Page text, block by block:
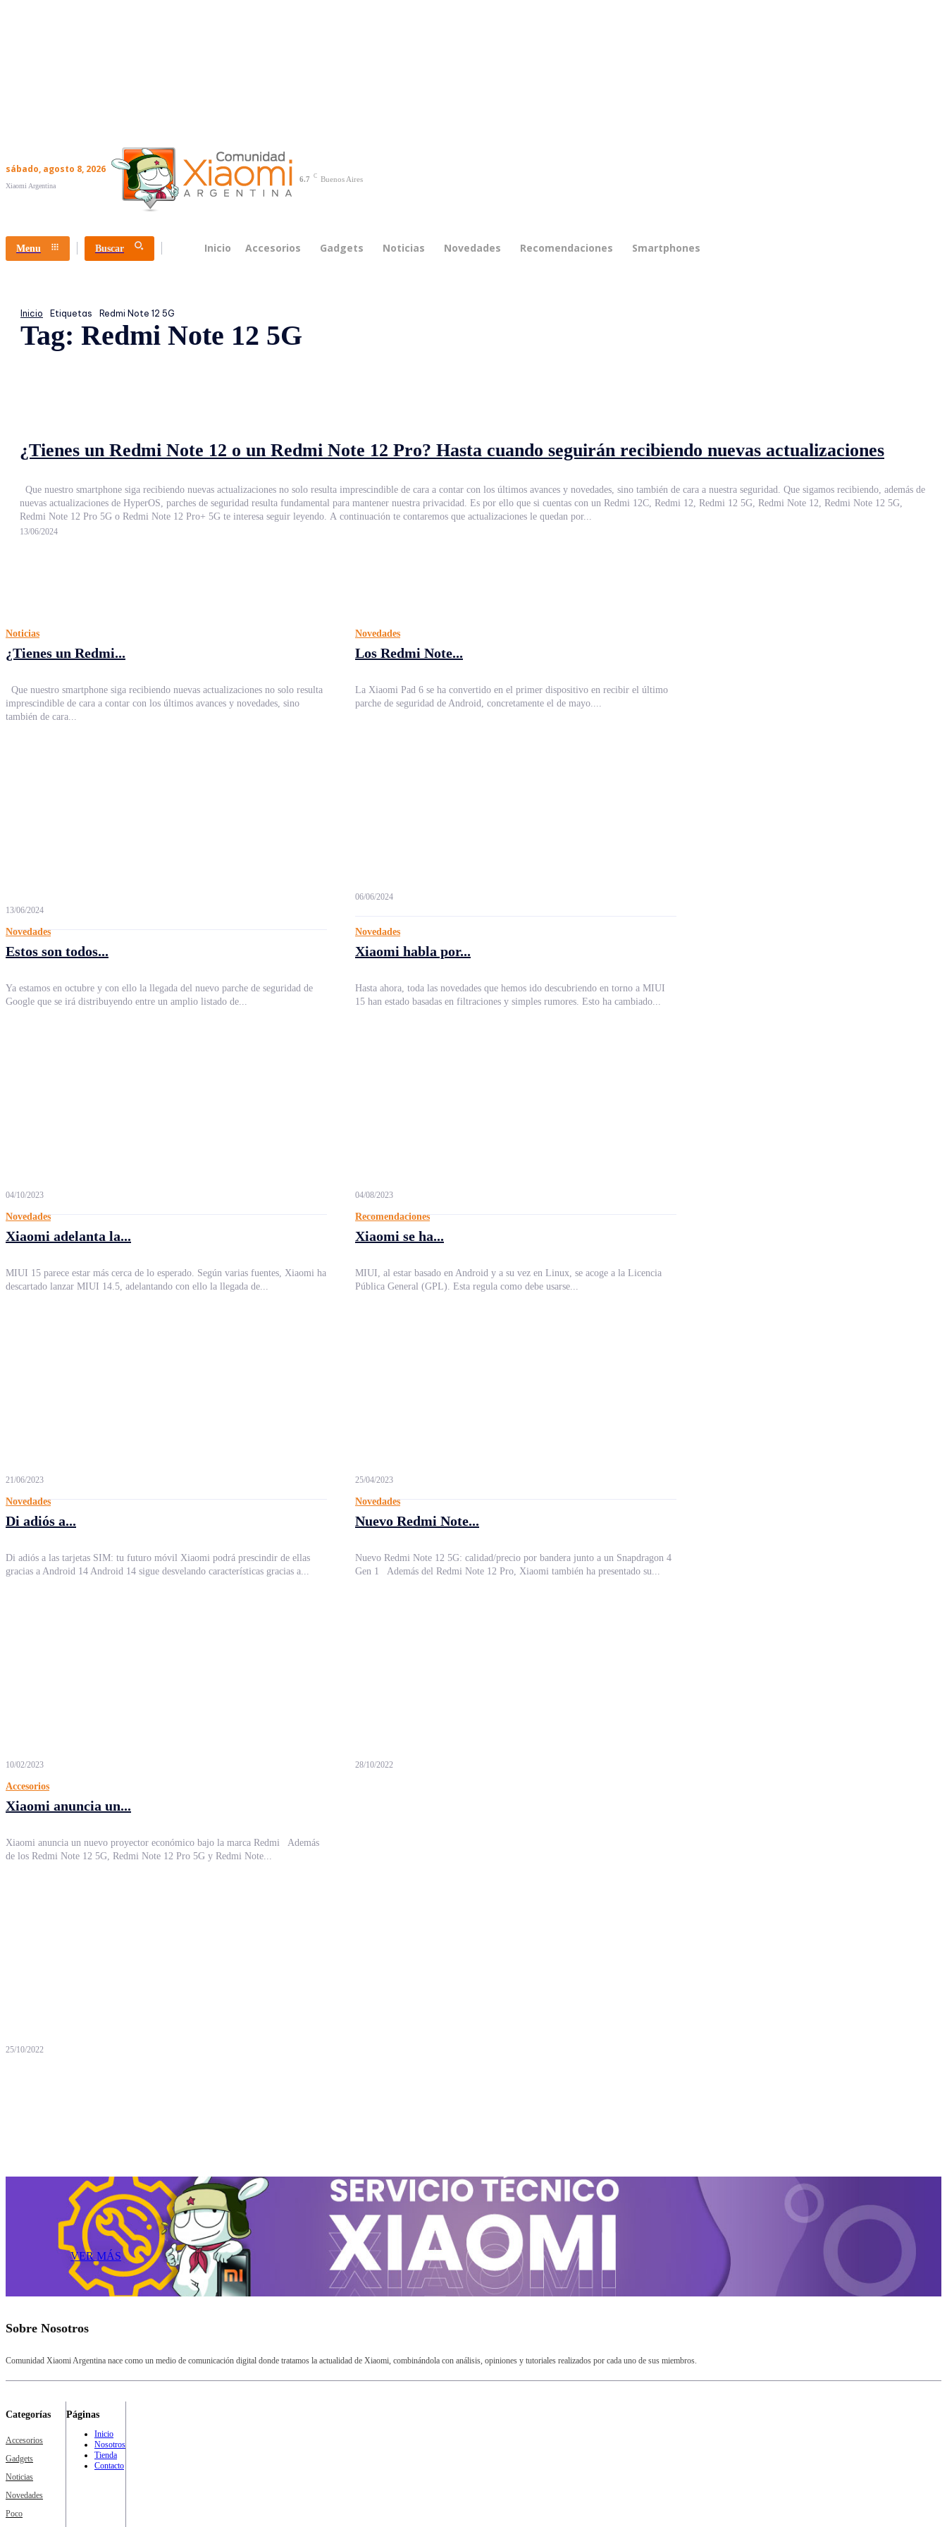
sábado, agosto 8, 2026
Xiaomi Argentina
6.7 C Buenos Aires
Menu Buscar Inicio Accesorios Gadgets Noticias Novedades Recomendaciones Smartphones
Inicio Etiquetas Redmi Note 12 5G
Tag: Redmi Note 12 5G
¿Tienes un Redmi Note 12 o un Redmi Note 12 Pro? Hasta cuando seguirán recibiendo nuevas actualizaciones
nuevas actualizaciones de HyperOS, parches de seguridad resulta fundamental para mantener nuestra privacidad. Es por ello que si cuentas con un Redmi 12C, Redmi 12, Redmi 12 5G, Redmi Note 12, Redmi Note 12 5G,
Redmi Note 12 Pro 5G o Redmi Note 12 Pro+ 5G te interesa seguir leyendo. A continuación te contaremos que actualizaciones le quedan por...
13/06/2024
Noticias
¿Tienes un Redmi...
Que nuestro smartphone siga recibiendo nuevas actualizaciones no solo resulta
imprescindible de cara a contar con los últimos avances y novedades, sino
también de cara...
13/06/2024
Novedades
Los Redmi Note...
La Xiaomi Pad 6 se ha convertido en el primer dispositivo en recibir el último
parche de seguridad de Android, concretamente el de mayo....
06/06/2024
Novedades
Estos son todos...
Ya estamos en octubre y con ello la llegada del nuevo parche de seguridad de
Google que se irá distribuyendo entre un amplio listado de...
04/10/2023
Novedades
Xiaomi habla por...
Hasta ahora, toda las novedades que hemos ido descubriendo en torno a MIUI
15 han estado basadas en filtraciones y simples rumores. Esto ha cambiado...
04/08/2023
Novedades
Xiaomi adelanta la...
MIUI 15 parece estar más cerca de lo esperado. Según varias fuentes, Xiaomi ha
descartado lanzar MIUI 14.5, adelantando con ello la llegada de...
21/06/2023
Recomendaciones
Xiaomi se ha...
MIUI, al estar basado en Android y a su vez en Linux, se acoge a la Licencia
Pública General (GPL). Esta regula como debe usarse...
25/04/2023
Novedades
Di adiós a...
Di adiós a las tarjetas SIM: tu futuro móvil Xiaomi podrá prescindir de ellas
gracias a Android 14 Android 14 sigue desvelando características gracias a...
10/02/2023
Novedades
Nuevo Redmi Note...
Nuevo Redmi Note 12 5G: calidad/precio por bandera junto a un Snapdragon 4
Gen 1 Además del Redmi Note 12 Pro, Xiaomi también ha presentado su...
28/10/2022
Accesorios
Xiaomi anuncia un...
Xiaomi anuncia un nuevo proyector económico bajo la marca Redmi Además
de los Redmi Note 12 5G, Redmi Note 12 Pro 5G y Redmi Note...
25/10/2022
VER MÁS
Sobre Nosotros
Comunidad Xiaomi Argentina nace como un medio de comunicación digital donde tratamos la actualidad de Xiaomi, combinándola con análisis, opiniones y tutoriales realizados por cada uno de sus miembros.
Categorías
Accesorios
Gadgets
Noticias
Novedades
Poco
Páginas
Inicio
Nosotros
Tienda
Contacto